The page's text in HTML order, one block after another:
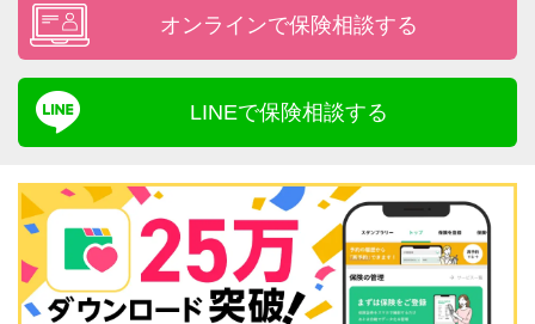
オンラインで保険相談する
LINEで保険相談する